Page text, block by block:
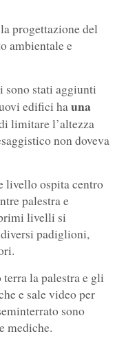
progettazione del
ambientale e
sono stati aggiunti
edifici hauna
limitare l’altezza
non doveva
livello ospita centro
palestra e
livelli si
padiglioni,
la palestra e gli
e sale video per
sono
mediche.